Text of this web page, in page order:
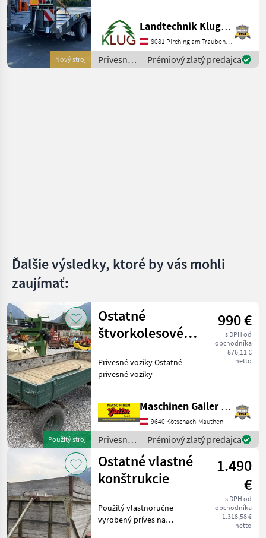
Möslein
Fliegl
Nový stroj
Ausstattungen lieferbar. Als
Beispiel der gezeigte LL800
in folgender Ausstattung: -
Gesamtgewicht 31.000kg
Landtechnik Klug e. U.
8081 Pirching am Traubenberg
Privesné
vozíky /
Prémiový zlatý predajca
Ďalšie výsledky, ktoré by vás mohli
zaujímať:
Použitý stroj
Ostatné
štvorkolesové
990 €
s DPH od
obchodníka
876,11 €
netto
Privesné vozíky Ostatné
privesné vozíky
Maschinen Gailer GmbH
9640 Kötschach-Mauthen
Privesné
vozíky /
Sonstige
Prémiový zlatý predajca
Ostatné vlastné
konštrukcie
1.490
€
s DPH od
obchodníka
1.318,58 €
netto
Použitý vlastnoručne
vyrobený príves na